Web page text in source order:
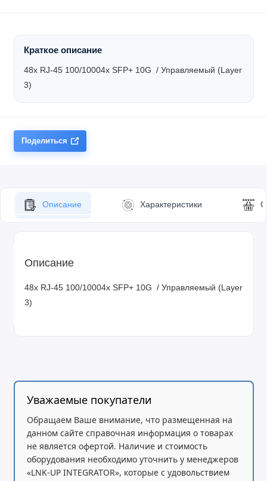
Краткое описание
48x RJ-45 100/10004x SFP+ 10G / Управляемый (Layer
3)
Поделиться
Описание Характеристики
Описание
48x RJ-45 100/10004x SFP+ 10G / Управляемый (Layer
3)
Уважаемые покупатели
Обращаем Ваше внимание, что размещенная на
данном сайте справочная информация о товарах
не является офертой. Наличие и стоимость
оборудования необходимо уточнить у менеджеров
«LNK-UP INTEGRATOR», которые с удовольствием